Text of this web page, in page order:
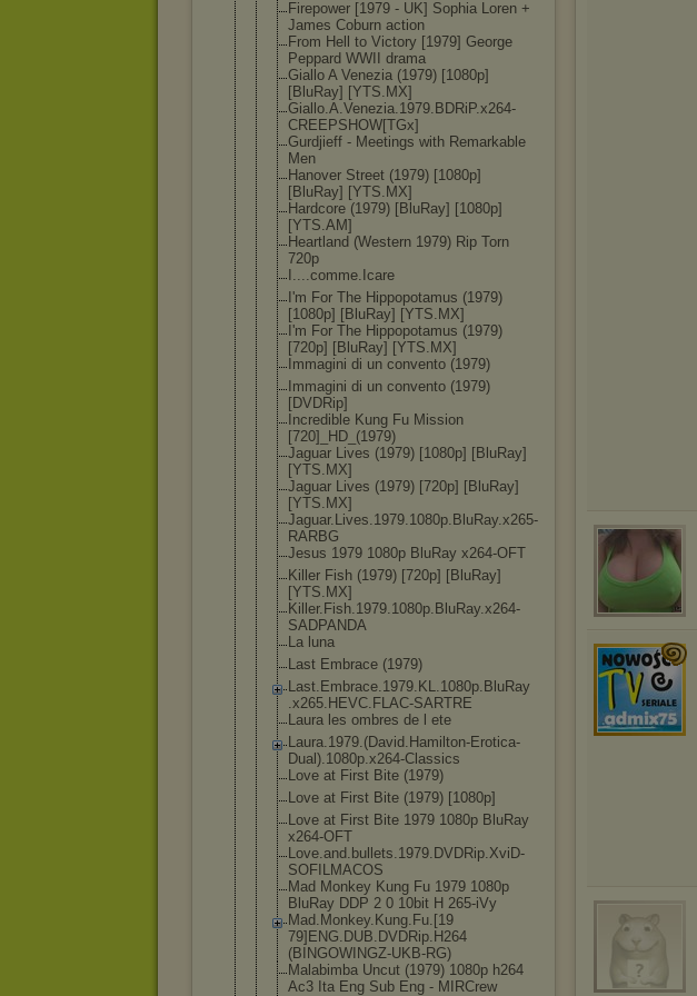
Firepower [1979 - UK] Sophia Loren +
James Coburn action
From Hell to Victory [1979] George
Peppard WWII drama
Giallo A Venezia (1979) [1080p]
[BluRay] [YTS.MX]
Giallo.A.Venezia.1979. BDRiP.x264-
CREEPSHOW[TGx]
Gurdjieff - Meetings with Remarkable
Men
Hanover Street (1979) [1080p]
[BluRay] [YTS.MX]
Hardcore (1979) [BluRay] [1080p]
[YTS.AM]
Heartland (Western 1979) Rip Torn
720p
I....comme. Icare
I'm For The Hippopotamus (1979)
[1080p] [BluRay] [YTS.MX]
I'm For The Hippopotamus (1979)
[720p] [BluRay] [YTS.MX]
Immagini di un convento (1979)
Immagini di un convento (1979)
[DVDRip]
Incredible Kung Fu Mission
[720]_HD_(1979)
Jaguar Lives (1979) [1080p] [BluRay]
[YTS.MX]
Jaguar Lives (1979) [720p] [BluRay]
[YTS.MX]
Jaguar.Lives.1979.1080p.BluRay.x265-
RARBG
Jesus 1979 1080p BluRay x264-OFT
Killer Fish (1979) [720p] [BluRay]
[YTS.MX]
Killer.Fish.1979.1080p.BluRay.x264-
SADPANDA
La luna
Last Embrace (1979)
Last.Embrace.1979.KL.1080p.BluRay
.x265.HEVC. FLAC-SARTRE
Laura les ombres de l ete
Laura.1979.(David.Hami lton-Erotica-
Dual).1080p.x264-Classics
Love at First Bite (1979)
Love at First Bite (1979) [1080p]
Love at First Bite 1979 1080p BluRay
x264-OFT
Love.and.bu llets.1979. DVDRip.XviD-
SOFILMACOS
Mad Monkey Kung Fu 1979 1080p
BluRay DDP 2 0 10bit H 265-iVy
Mad.Monkey. Kung.Fu.[19
79]ENG.DUB. DVDRip.H264
(BINGOWINGZ-UKB-RG)
Malabimba Uncut (1979) 1080p h264
Ac3 Ita Eng Sub Eng - MIRCrew